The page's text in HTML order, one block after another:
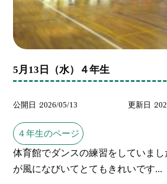
5月13日（水）４年生
公開日 2026/05/13 更新日
４年生のページ
体育館でダンスの練習をしていま
が風になびいてとてもきれいです...